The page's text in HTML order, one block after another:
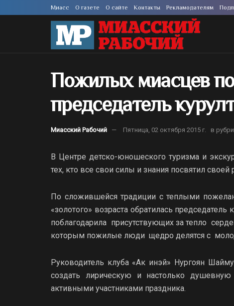
Миасс О газете О сайте Контакты Рекламодателям
Пожилых миасцев
председатель
Миасский Рабочий Пятница, 02 октября 2015 г. в
В Центре детско-юношеского туризма и
тех, кто все свои силы и знания посвятил
По сложившейся традиции с теплыми
«золотого» возраста обратилась
поблагодарила присутствующих за тепло
которым пожилые люди щедро делятся с
Руководитель клуба «Ак инэй» Нургоян
создать лирическую и настолько
активными участниками праздника.